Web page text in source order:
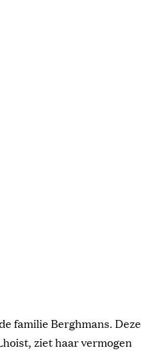
familie Berghmans. Deze
ziet haar vermogen